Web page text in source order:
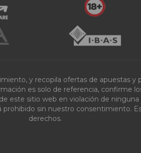
y recopila ofertas de apuestas y
es solo de referencia, confirme
este sitio web en violación de
sin nuestro consentimiento.
derechos.